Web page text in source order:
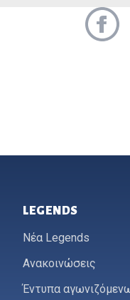
LEGENDS
Νέα Legends
Ανακοινώσεις
Έντυπα